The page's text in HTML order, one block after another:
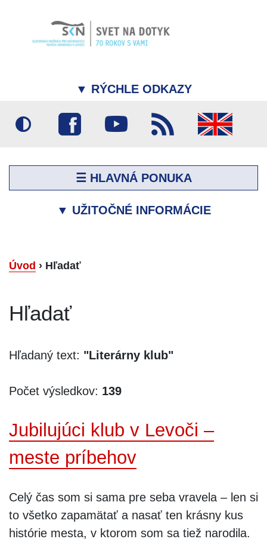
▼ RÝCHLE ODKAZY
☰ HLAVNÁ PONUKA
▼ UŽITOČNÉ INFORMÁCIE
Úvod › Hľadať
Hľadať
Hľadaný text: "Literárny klub"
Počet výsledkov: 139
Jubilujúci klub v Levoči –
meste príbehov
Celý čas som si sama pre seba vravela – len si
to všetko zapamätať a nasať ten krásny kus
histórie mesta, v ktorom som sa tiež narodila.